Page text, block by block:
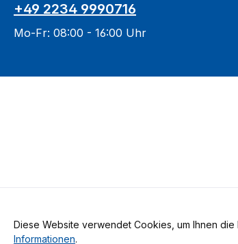
+49 2234 9990716
Mo-Fr: 08:00 - 16:00 Uhr
Alle Preise
Diese Website verwendet Cookies, um Ihnen
Informationen.